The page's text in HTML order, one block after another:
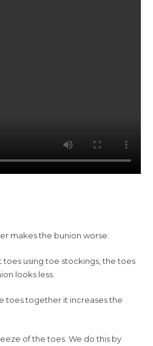
makes the bunion worse.
toes using toe stockings, the toes
looks less.
toes together it increases the
of the toes. We do this by